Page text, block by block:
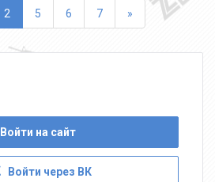
2 5 6 7 » Вперед
Войти на сайт
Войти через ВК